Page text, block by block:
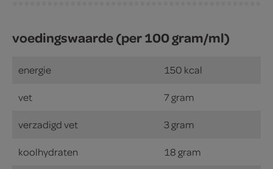
voedingswaarde (per 100 gram/ml)
energie 150 kcal
vet 7 gram
verzadigd vet 3 gram
koolhydraten 18 gram